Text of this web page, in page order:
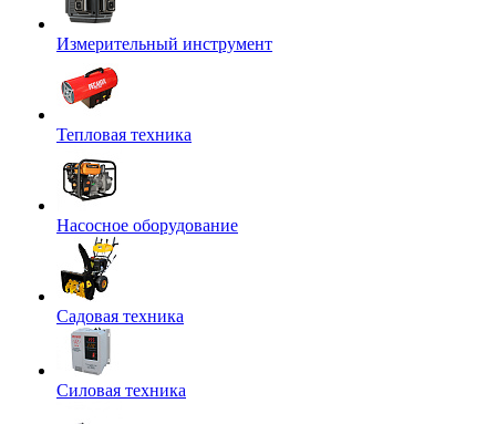
Измерительный инструмент
Тепловая техника
Насосное оборудование
Садовая техника
Силовая техника